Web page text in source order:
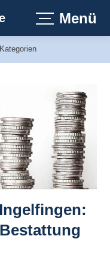
Menü